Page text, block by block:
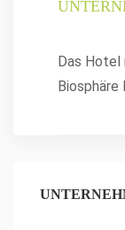
Das Hotel
Biosphäre